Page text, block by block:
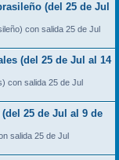
(del 25 de Jul
con salida 25 de Jul
(del 25 de Jul al 14
con salida 25 de Jul
25 de Jul al 9 de
salida 25 de Jul